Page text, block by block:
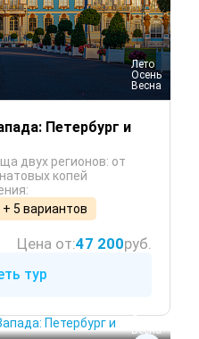
Лето
Осень
Весна
Петербург и
двух регионов: от
копей
+ 5 вариантов
Цена от:47 200руб.
тур
Осень
Весна